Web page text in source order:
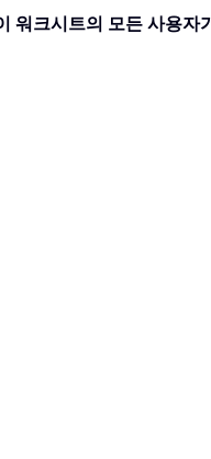
워크시트의 모든 사용자